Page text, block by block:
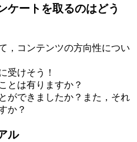
ケートを取るのはどう
，コンテンツの方向性につい
受けそう！
とは有りますか？
ができましたか？また，それ
か？
ル